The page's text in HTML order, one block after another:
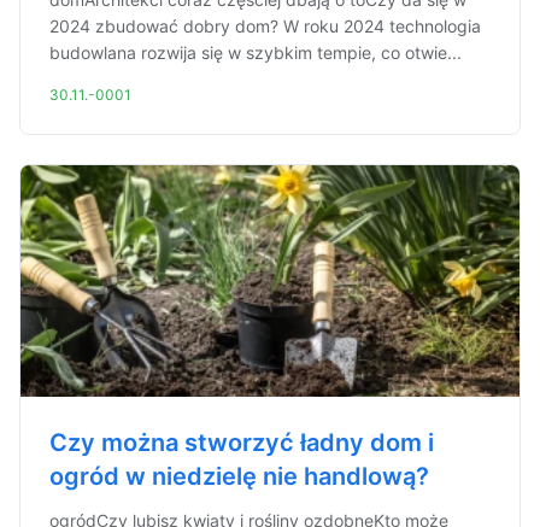
2024 zbudować dobry dom? W roku 2024 technologia
budowlana rozwija się w szybkim tempie, co otwie...
30.11.-0001
Czy można stworzyć ładny dom i
ogród w niedzielę nie handlową?
ogródCzy lubisz kwiaty i rośliny ozdobneKto może